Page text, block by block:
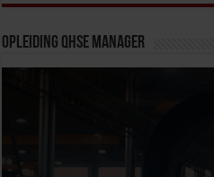
Opleiding QHSE Manager